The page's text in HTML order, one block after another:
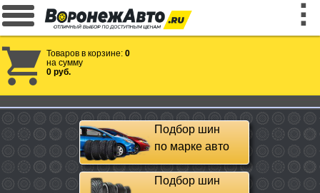
Товаров в корзине: 0
на сумму
0 руб.
Подбор шин
по марке авто
Подбор шин